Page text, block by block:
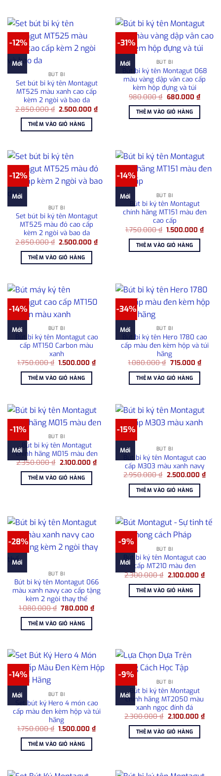
-12%
Mới
BÚT BI
Set bút bi ký tên Montagut
MT525 màu xanh cao cấp
kèm 2 ngòi và bao da
2.850.000₫ Giá
là:
2.850.000 ₫.
2.500.000₫Giá
hiện
THÊM VÀO GIỎ HÀNG
-31%
Mới BÚT BI
Bút bi ký tên Montagut 068
màu vàng dập vân cao cấp
kèm hộp đựng và túi
980.000₫ Giá
là:
980.000 ₫.
680.000 ₫Giá
hiện
THÊM VÀO GIỎ HÀNG
-12%
Mới
BÚT BI
Set bút bi ký tên Montagut
MT525 màu đỏ cao cấp
kèm 2 ngòi và bao da
2.850.000₫ Giá
là:
2.850.000 ₫.
2.500.000₫Giá
hiện
THÊM VÀO GIỎ HÀNG
-14%
Mới BÚT BI
Bút bi ký tên Montagut
chính hãng MT151 màu đen
cao cấp
1.750.000₫ Giá
là:
1.750.000 ₫.
1.500.000₫Giá
hiện
THÊM VÀO GIỎ HÀNG
-14%
Mới BÚT BI
Bút bi ký tên Montagut cao
cấp MT150 Carbon màu
xanh
1.750.000₫ Giá
là:
1.750.000 ₫.
1.500.000₫Giá
hiện
1.500.000 ₫.
THÊM VÀO GIỎ HÀNG
-34%
Mới BÚT BI
Bút bi ký tên Hero 1780 cao
cấp màu đen kèm hộp và túi
hãng
1.080.000₫ Giá
là:
1.080.000 ₫.
715.000 ₫Giá
hiện
THÊM VÀO GIỎ HÀNG
-11%
Mới
BÚT BI
Bút bi ký tên Montagut
chính hãng M015 màu đen
2.350.000₫ Giá
là:
2.350.000 ₫.
2.100.000 ₫Giá
THÊM VÀO GIỎ HÀNG
-15%
Mới BÚT BI
Bút bi ký tên Montagut cao
cấp M303 màu xanh navy
2.950.000₫ Giá
là:
2.950.000 ₫.
2.500.000 ₫Giá
THÊM VÀO GIỎ HÀNG
-28%
Mới
BÚT BI
Bút bi ký tên Montagut 066
màu xanh navy cao cấp tặng
kèm 2 ngòi thay thế
1.080.000₫ Giá
là:
1.080.000 ₫.
780.000₫Giá
hiện
THÊM VÀO GIỎ HÀNG
-9%
Mới
BÚT BI
Bút bi ký tên Montagut cao
cấp MT210 màu đen
2.300.000₫ Giá
là:
2.300.000 ₫.
2.100.000 ₫Giá
hiện
THÊM VÀO GIỎ HÀNG
-14%
Mới BÚT BI
Set bút ký Hero 4 món cao
cấp màu đen kèm hộp và túi
hãng
1.750.000₫ Giá
là:
1.750.000 ₫.
1.500.000₫Giá
hiện
THÊM VÀO GIỎ HÀNG
-9%
Mới
BÚT BI
Bút bi ký tên Montagut
chính hãng MT2050 màu
xanh ngọc đính đá
2.300.000₫ Giá
là:
2.300.000 ₫.
2.100.000 ₫Giá
hiện
THÊM VÀO GIỎ HÀNG